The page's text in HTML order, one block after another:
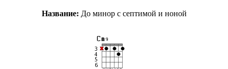
Название: До минор с септимой и ноной